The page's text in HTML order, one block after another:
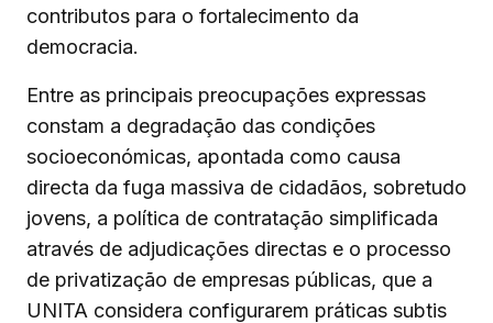
contributos para o fortalecimento da
democracia.
Entre as principais preocupações expressas
constam a degradação das condições
socioeconómicas, apontada como causa
directa da fuga massiva de cidadãos, sobretudo
jovens, a política de contratação simplificada
através de adjudicações directas e o processo
de privatização de empresas públicas, que a
UNITA considera configurarem práticas subtis